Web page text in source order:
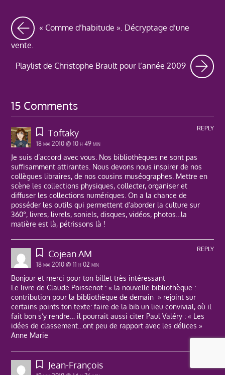
« Comme d’habitude ». Décryptage d’une
vente.
Playlist de Christophe Brault pour l’année 2009
15 Comments
Toftaky
18 mai 2010 @ 10 h 49 min
Je suis d’accord avec vous. Nos bibliothèques ne sont pas
suffisamment attirantes. Nous devons nous inspirer de nos
collègues libraires, de nos cousins muséographes. Mettre en
scène les collections physiques, collecter, organiser et
diffuser les collections numériques. On a la chance de
posséder les outils qui permettent d’aborder la culture sur
360°, livres, livrels, soniels, disques, vidéos, photos…la
matière est là, pétrissons là !
REPLY
Cojean AM
18 mai 2010 @ 11 h 02 min
Bonjour et merci pour ton billet très intéressant
Le livre de Claude Poissenot : « la nouvelle bibliothèque :
contribution pour la bibliothèque de demain » rejoint sur
certains points ton texte: faire de la bib un lieu convivial, où il
fait bon s’y rendre… il pourrait aussi citer Paul Valéry : « Les
idées de classement…ont peu de rapport avec les délices »
Anne Marie
REPLY
Jean-François